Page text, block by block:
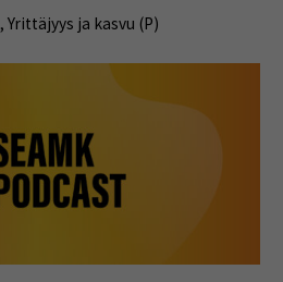
, Yrittäjyys ja kasvu (P)